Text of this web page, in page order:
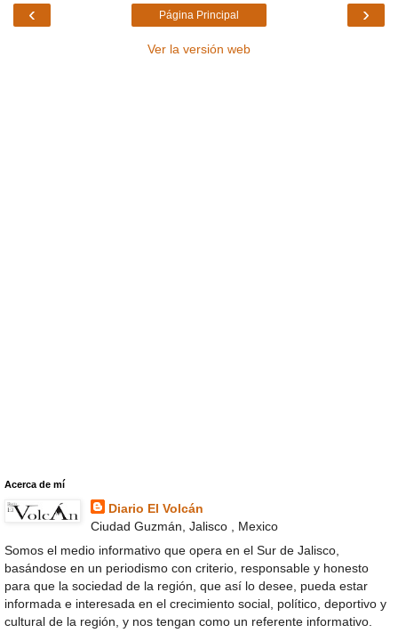
‹ ›
Página Principal
Ver la versión web
Acerca de mí
Diario El Volcán
Ciudad Guzmán, Jalisco , Mexico
Somos el medio informativo que opera en el Sur de Jalisco,
basándose en un periodismo con criterio, responsable y honesto
para que la sociedad de la región, que así lo desee, pueda estar
informada e interesada en el crecimiento social, político, deportivo y
cultural de la región, y nos tengan como un referente informativo.